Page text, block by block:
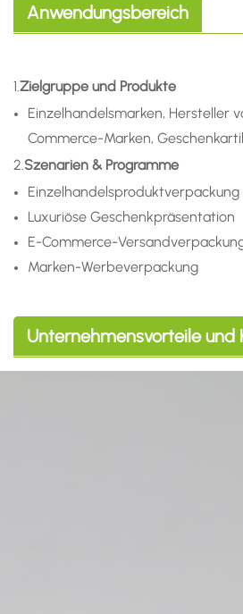
Anwendungsbereich
1.Zielgruppe und Produkte
Einzelhandelsmarken, Hersteller
Commerce-Marken,
2.Szenarien & Programme
Einzelhandelsproduktverpackung
Luxuriöse Geschenkpräsentation
E-Commerce-
Marken-Werbeverpackung
Unternehmensvorteile und